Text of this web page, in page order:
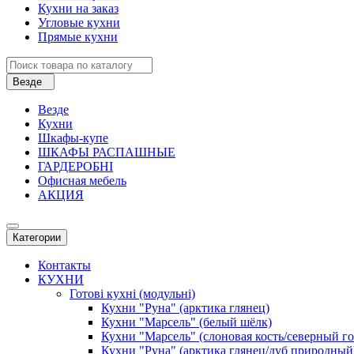
Кухни на заказ
Угловые кухни
Прямые кухни
Везде
Везде
Кухни
Шкафы-купе
ШКАФЫ РАСПАШНЫЕ
ГАРДЕРОБНІ
Офисная мебель
АКЦИЯ
Категории
Контакты
КУХНИ
Готові кухні (модульні)
Кухни "Руна" (арктика глянец)
Кухни "Марсель" (белый шёлк)
Кухни "Марсель" (слоновая кость/северный
Кухни "Руна" (арктика глянец/дуб